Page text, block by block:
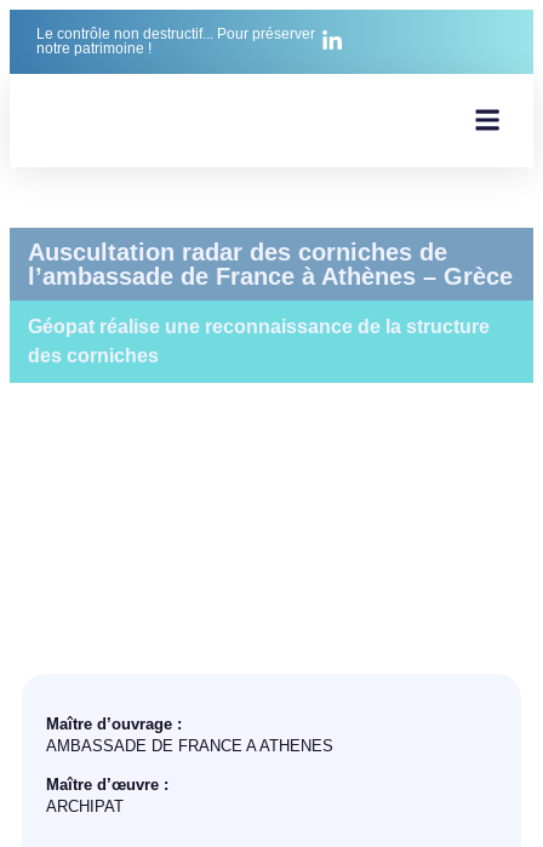
Le contrôle non destructif... Pour préserver
notre patrimoine !
Auscultation radar des corniches de
l’ambassade de France à Athènes – Grèce
Géopat réalise une reconnaissance de la structure
des corniches
Maître d’ouvrage :
AMBASSADE DE FRANCE A ATHENES
Maître d’œuvre :
ARCHIPAT